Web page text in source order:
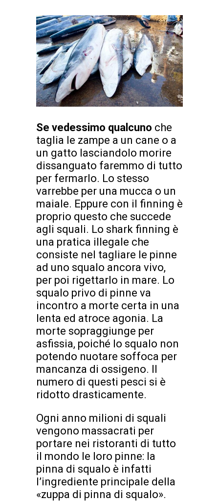
Se vedessimo qualcuno che
taglia le zampe a un cane o a
un gatto lasciandolo morire
dissanguato faremmo di tutto
per fermarlo. Lo stesso
varrebbe per una mucca o un
maiale. Eppure con il finning è
proprio questo che succede
agli squali. Lo shark finning è
una pratica illegale che
consiste nel tagliare le pinne
ad uno squalo ancora vivo,
per poi rigettarlo in mare. Lo
squalo privo di pinne va
incontro a morte certa in una
lenta ed atroce agonia. La
morte sopraggiunge per
asfissia, poiché lo squalo non
potendo nuotare soffoca per
mancanza di ossigeno. Il
numero di questi pesci si è
ridotto drasticamente.
Ogni anno milioni di squali
vengono massacrati per
portare nei ristoranti di tutto
il mondo le loro pinne: la
pinna di squalo è infatti
l’ingrediente principale della
«zuppa di pinna di squalo».